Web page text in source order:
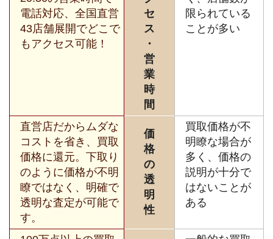
電話対応、全国直営
43店舗展開でどこで
もアクセス可能！
セ
ス
・
営
業
時
間
限られている
ことが多い
直営店だからムダな
コストを省き、買取
価格に還元。下取り
のように価格が不明
瞭ではなく、明確で
透明な査定が可能で
す。
価
格
の
透
明
性
買取価格が不
明瞭な場合が
多く、価格の
説明が十分で
はないことが
ある